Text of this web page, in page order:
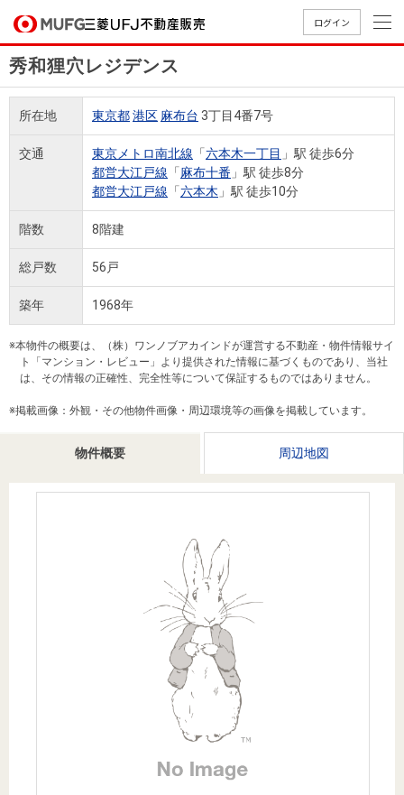
ログイン
買いたいTOP
中古
マン
ショ
ンを
探す
新
中古
一戸
建て
を探
す
投
資
事業
用物
住宅ロー
ンシミュ
レーショ
ン
売りたいTOP
無
査
定
売
相
談
AI
時手
取り
周辺相場
検索
売却ガイ
店舗案内TOP
店舗のご
案内（首
都圏）
店舗のご
古屋）
店舗のご
西）
会社情報TOP
ごあいさ
つ
会社概
MUFG
経営ビジ
ョン
組織図
役員一
覧
リリース
会社案内
採用情報TOP
新卒採用
情報
キャリア
買いたい
売りたい
会社情報
法人のお客さま
会員ページ
秀和狸穴レジデンス
物件概要 周辺地図
所在地 東京都港区 麻布台 3丁目4番7号
交通 東京メトロ南北線 「六本木一丁目 」駅 徒歩6分
都営大江戸線 「麻布十番 」駅 徒歩8分
都営大江戸線 「六本木 」駅 徒歩10分
階数 8階建
総戸数 56戸
築年 1968年
※本物件の概要は、（株）ワンノブアカインドが運営する不動産・物件情報サイ
ト「マンション・レビュー」より提供された情報に基づくものであり、当社
は、その情報の正確性、完全性等について保証するものではありません。
※掲載画像：外観・その他物件画像・周辺環境等の画像を掲載しています。